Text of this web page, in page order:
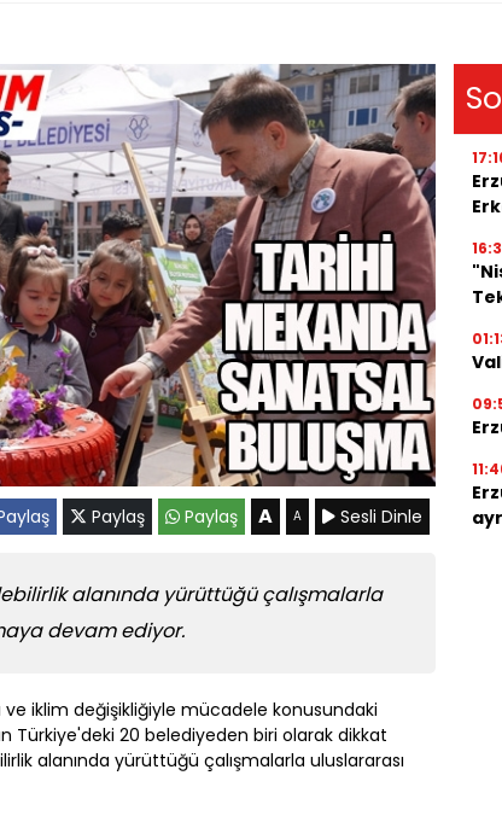
Paylaş Paylaş A A Sesli Dinle
alanında yürüttüğü çalışmalarla
devam ediyor.
iklim değişikliğiyle mücadele konusundaki
Türkiye'deki 20 belediyeden biri olarak dikkat
alanında yürüttüğü çalışmalarla uluslararası